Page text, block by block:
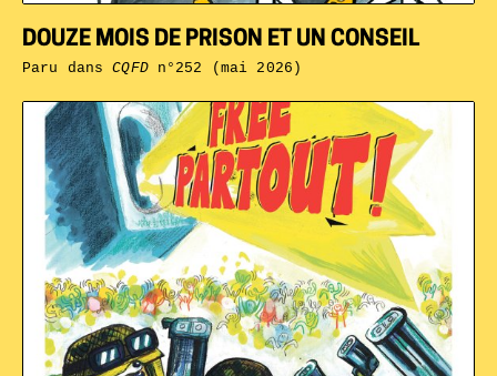
DOUZE MOIS DE PRISON ET UN CONSEIL
Paru dansCQFDn°252 (mai 2026)